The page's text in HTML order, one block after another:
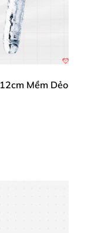
phòng
Mềm Dẻo